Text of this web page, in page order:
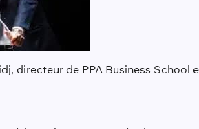
directeur de PPA Business School